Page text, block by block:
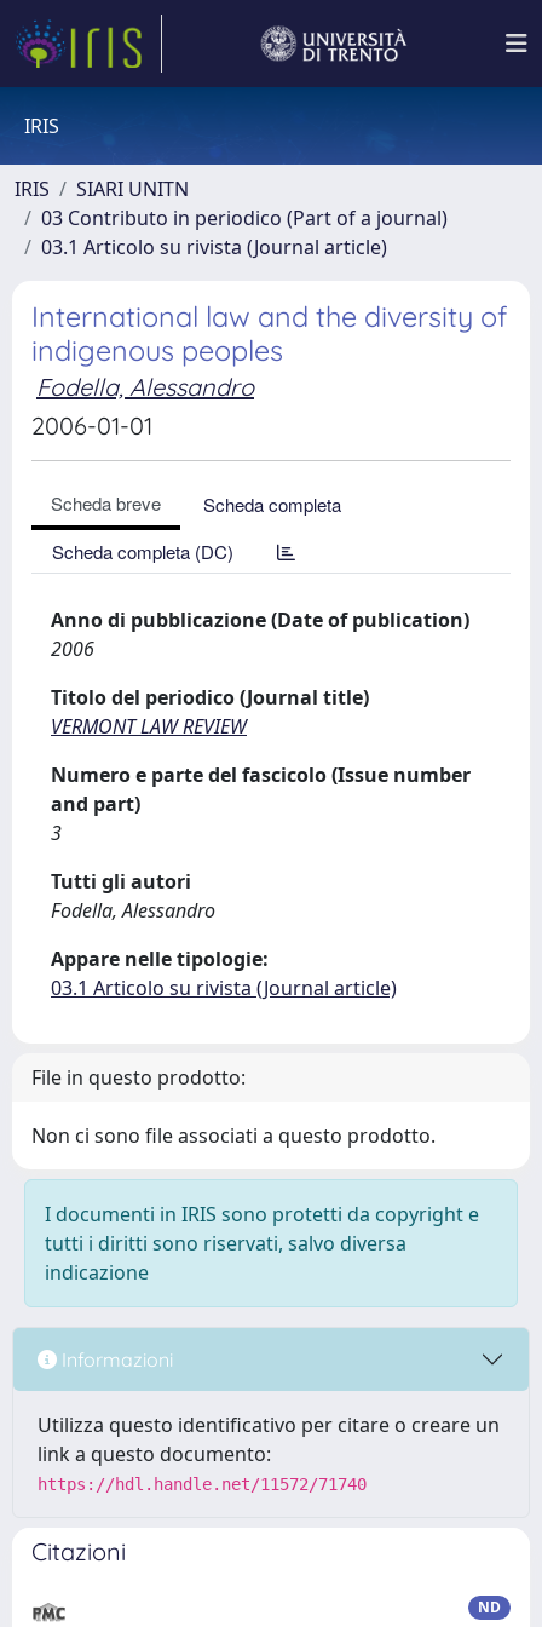
IRIS
IRIS
SIARI UNITN
03 Contributo in periodico (Part of a journal)
03.1 Articolo su rivista (Journal article)
International law and the diversity of
indigenous peoples
Fodella, Alessandro
2006-01-01
Scheda breve
Scheda completa
Scheda completa (DC)
Anno di pubblicazione (Date of publication)
2006
Titolo del periodico (Journal title)
VERMONT LAW REVIEW
Numero e parte del fascicolo (Issue number
and part)
3
Tutti gli autori
Fodella, Alessandro
Appare nelle tipologie:
03.1 Articolo su rivista (Journal article)
File in questo prodotto:
Non ci sono file associati a questo prodotto.
I documenti in IRIS sono protetti da copyright e
tutti i diritti sono riservati, salvo diversa
indicazione
Informazioni
Utilizza questo identificativo per citare o creare un
link a questo documento:
https://hdl.handle.net/11572/71740
Citazioni
ND